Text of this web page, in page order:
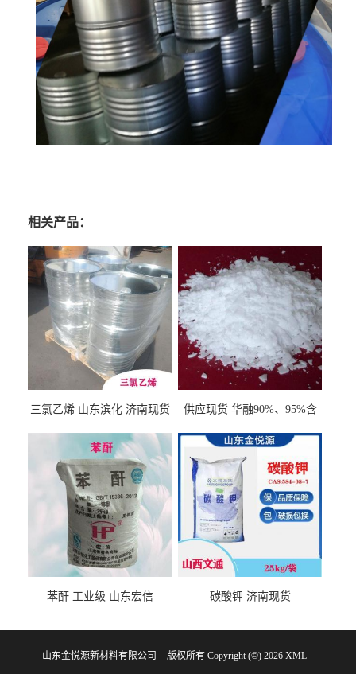
相关产品：
三氯乙烯 山东滨化 济南现货
供应现货 华融90%、95%含
苯酐 工业级 山东宏信 碳酸钾 济南现货
山东金悦源新材料有限公司 版权所有 Copyright (©) 2026 XML